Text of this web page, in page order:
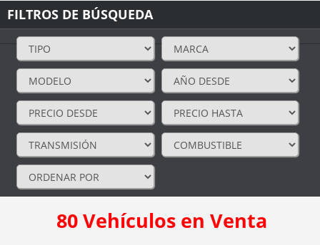
FILTROS DE BÚSQUEDA
80Vehículos en Venta